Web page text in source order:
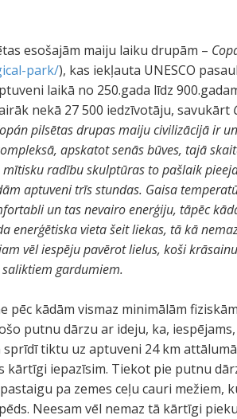
esošajām maiju laiku drupām –
park/), kas iekļauta UNESCO
laikā no 250.gada līdz
nekā 27 500 iedzīvotāju, savukārt
pilsētas drupas maiju civilizācijā ir
apskatot senās būves, tajā
radību skulptūras to pašlaik
aptuveni trīs stundas. Gaisa
un tas nevairo enerģiju, tāpēc
enerģētiska vieta šeit liekas, tā kā
vēl iespēju pavērot lielus, koši
gardumiem.
pēc kādām vismaz minimālām fiziskām
putnu dārzu ar ideju, ka,
tiktu uz aptuveni 24 km attālumā
kārtīgi iepazīsim. Tiekot pie putnu
pa zemes ceļu cauri mežiem,
Neesam vēl nemaz tā kārtīgi